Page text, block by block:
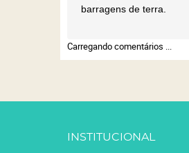
barragens de terra.
Carregando comentários ...
INSTITUCIONAL